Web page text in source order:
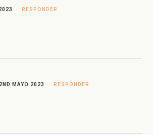
RESPONDER
MAYO 2023 RESPONDER